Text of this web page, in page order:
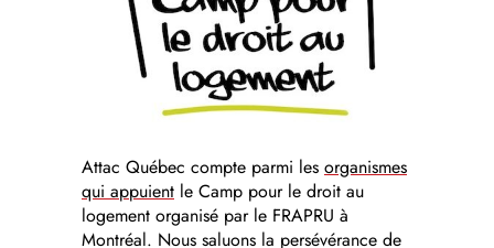
Attac Québec compte parmi les organismes
qui appuient le Camp pour le droit au
logement organisé par le FRAPRU à
Montréal. Nous saluons la persévérance de